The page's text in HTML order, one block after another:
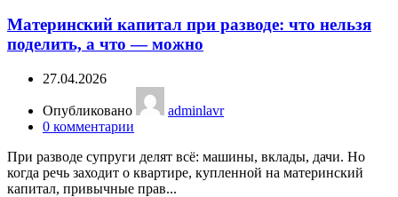
Материнский капитал при разводе: что нельзя
поделить, а что — можно
27.04.2026
Опубликовано
adminlavr
0 комментарии
При разводе супруги делят всё: машины, вклады, дачи. Но
когда речь заходит о квартире, купленной на материнский
капитал, привычные прав...